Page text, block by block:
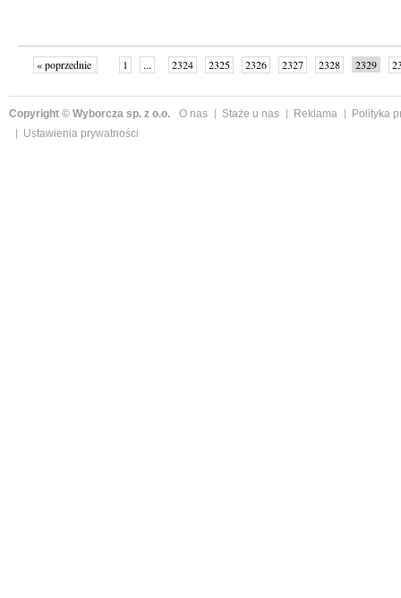
« poprzednie 1 ... 2324 2325 2326 2327 2328 2329
Copyright © Wyborcza sp. z o.o. O nas Staże u nas Reklama
Polityka
Ustawienia prywatności